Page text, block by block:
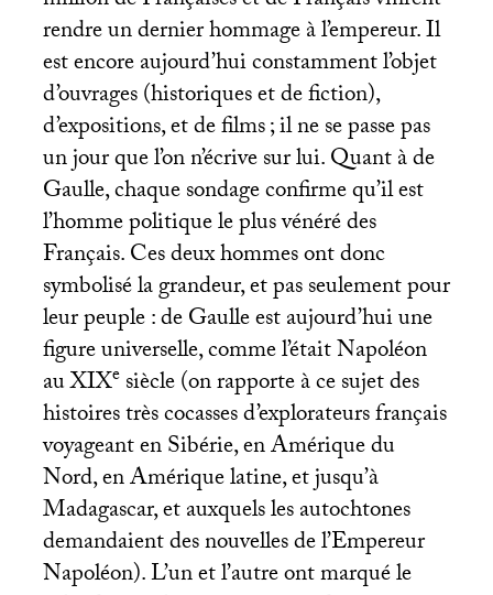
rendre un dernier hommage à l’empereur. Il
est encore aujourd’hui constamment l’objet
d’ouvrages (historiques et de fiction),
d’expositions, et de films; il ne se passe pas
un jour que l’on n’écrive sur lui. Quant à de
Gaulle, chaque sondage confirme qu’il est
l’homme politique le plus vénéré des
Français. Ces deux hommes ont donc
symbolisé la grandeur, et pas seulement pour
leur peuple : de Gaulle est aujourd’hui une
figure universelle, comme l’était Napoléon
auXIXesiècle (on rapporte à ce sujet des
histoires très cocasses d’explorateurs français
voyageant en Sibérie, en Amérique du
Nord, en Amérique latine, et jusqu’à
Madagascar, et auxquels les autochtones
demandaient des nouvelles de l’Empereur
Napoléon). L’un et l’autre ont marqué le